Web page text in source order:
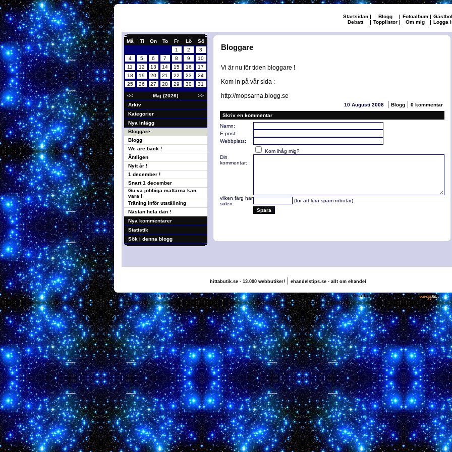
Startsidan | Blogg | Fotoalbum |
Debatt
| Topplistor | Om mig | Logga
Må Ti On To Fr Lö
Sö
1
2
3
4
5 6 7 8 9
10
11
12 13 14 15 16
17
18
19 20 21 22 23
24
25
26 27 28 29 30 31
<< Maj (2026)
>>
Arkiv
Kategorier
Nya inlägg
Bloggare
Blogg
We are back !
Äntligen
Nytt år !
1 december !
Snart 1 december
Gu va jobbiga mattarna kan
vara !
Träning inför utställning
Nästan hela dan !
Nya kommentarer
Statistik
Sök i denna blogg
Bloggare
Vi är nu för tiden bloggare !
Kom in på vår sida :
http://mopsarna.blogg.se
10 Augusti 2008 | Blogg | 0 kommentar
Skriv en kommentar
Namn:
E-post:
Webbplats:
Kom ihåg mig?
Din
kommentar:
vilken färg har
solen:
(för att lura spam robotar)
hittabutik.se - 13.000 webbutiker!| ehandelstips.se - allt om ehandel
(c) 2011, nogg.se & Hampus, Valle & Falcon Skaffa en gratis hemsida